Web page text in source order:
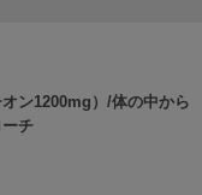
ン1200mg）/体の中から
チ